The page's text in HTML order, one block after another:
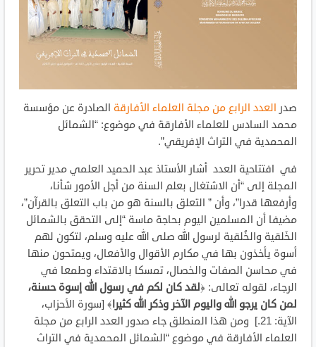
صدر العدد الرابع من مجلة العلماء الأفارقة الصادرة عن مؤسسة
محمد السادس للعلماء الأفارقة في موضوع: “الشمائل
المحمدية في التراث الإفريقي”.
في افتتاحية العدد أشار الأستاذ عبد الحميد العلمي مدير تحرير
المجلة إلى “أن الاشتغال بعلم السنة من أجل الأمور شأنا،
وأرفعها قدرا”، وأن ” التعلق بالسنة هو من باب التعلق بالقرآن”،
مضيفا أن المسلمين اليوم بحاجة ماسة “إلى التحقق بالشمائل
الخَلقية والخُلقية لرسول الله صلى الله عليه وسلم، لتكون لهم
أسوة يأخذون بها في مكارم الأقوال والأفعال، ويمتحون منها
في محاسن الصفات والخصال، تمسكا بالاقتداء وطمعا في
الرجاء، لقوله تعالى: ﴿لقد كان لكم في رسول الله إسوة حسنة،
لمن كان يرجو الله واليوم الآخر وذكر الله كثيرا﴾ [سورة الأحزاب،
الآية: 21.] ومن هذا المنطلق جاء صدور العدد الرابع من مجلة
العلماء الأفارقة في موضوع “الشمائل المحمدية في التراث